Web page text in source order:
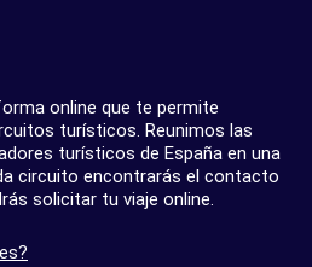
online que te permite
turísticos. Reunimos las
turísticos de España en una
circuito encontrarás el contacto
solicitar tu viaje online.